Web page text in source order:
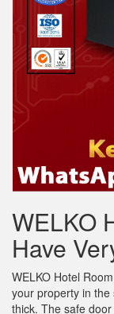
WELKO
Have
WELKO Hotel
your property in
thick. The safe